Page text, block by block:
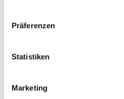
Präferenzen
Statistiken
Marketing